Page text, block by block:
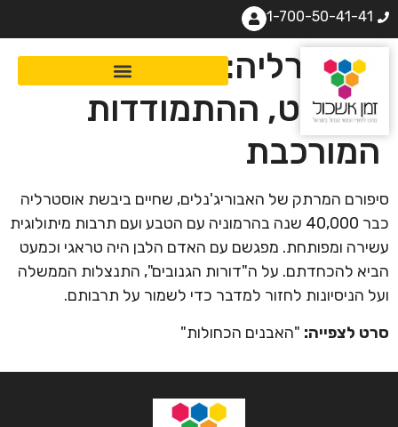
1-700-50-41-41
אוסטרליה: הקיום
הפשוט, ההתמודדות
המורכבת
סיפורם המרתק של האבוריג'נלים, שחיים ביבשת אוסטרליה
כבר 40,000 שנה בהרמוניה עם הטבע ועם תרבות מיתולוגית
עשירה ומפותחת. מפגשם עם האדם הלבן היה טראגי וכמעט
הביא להכחדתם. על ה"דורות הגנובים", התנצלות הממשלה
ועל הניסיונות לחזור למדבר כדי לשמור על תרבותם.
סרט לצפייה: "האבנים הכחולות"